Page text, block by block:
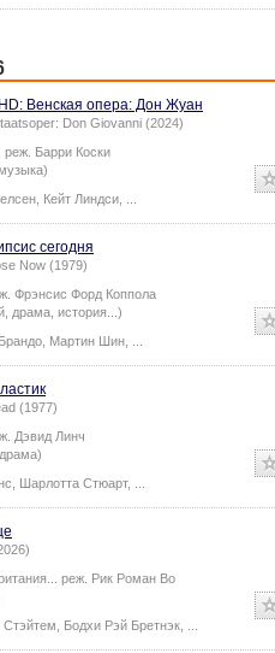
Венская опера: Дон Жуан
Don Giovanni (2024)
реж. Барри Коски
Кейт Линдси
сегодня
Now (1979)
Фрэнсис Форд Коппола
драма, история...)
Мартин Шин
(1977)
Дэвид Линч
Шарлотта Стюарт,
реж. Рик Роман Во
Стэйтем
Бодхи Рэй Бретнэк